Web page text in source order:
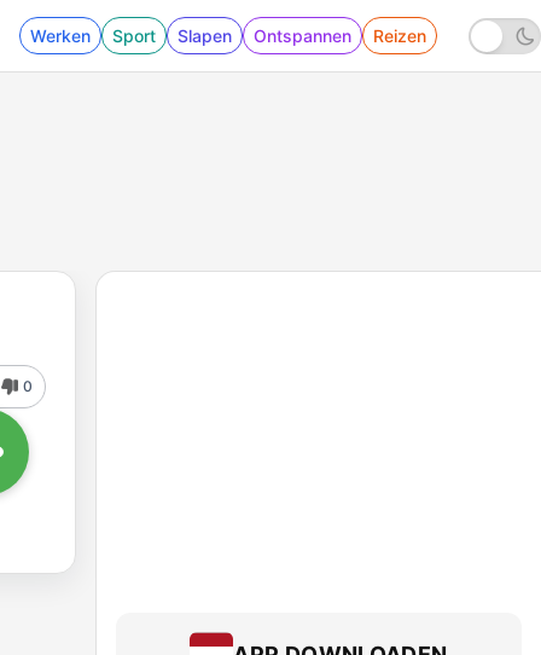
Werken Sport Slapen Ontspannen Reizen
0